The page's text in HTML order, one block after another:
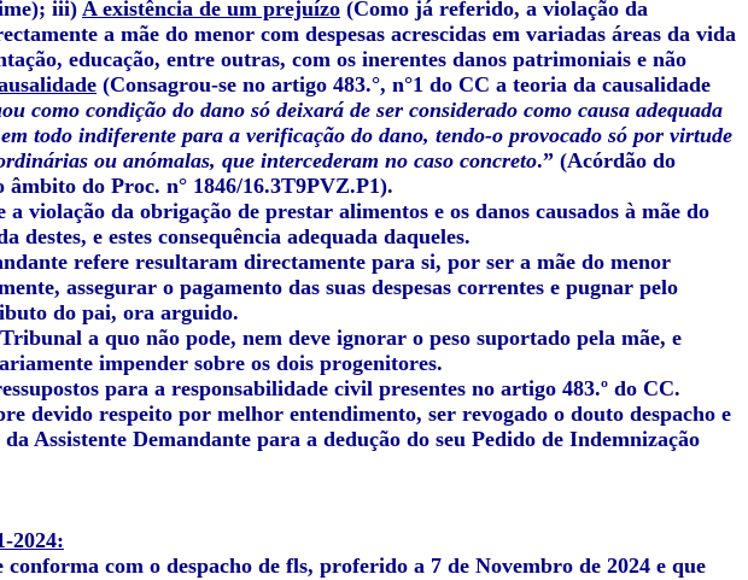
iii)A existência de um prejuízo (Como já referido, a violação da
a mãe do menor com despesas acrescidas em variadas áreas da vida
educação, entre outras, com os inerentes danos patrimoniais e não
(Consagrou-se no artigo 483.°, n°1 do CC a teoria da causalidade
como condição do dano só deixará de ser considerado como causa adequada
todo indiferente para a verificação do dano, tendo-o provocado só por virtude
ou anómalas, que intercederam no caso concreto.” (Acórdão do
do Proc. n° 1846/16.3T9PVZ.P1).
a violação da obrigação de prestar alimentos e os danos causados à mãe do
e estes consequência adequada daqueles.
refere resultaram directamente para si, por ser a mãe do menor
assegurar o pagamento das suas despesas correntes e pugnar pelo
do pai, ora arguido.
a quo não pode, nem deve ignorar o peso suportado pela mãe, e
impender sobre os dois progenitores.
para a responsabilidade civil presentes no artigo 483.º do CC.
devido respeito por melhor entendimento, ser revogado o douto despacho e
Assistente Demandante para a dedução do seu Pedido de Indemnização
2024:
com o despacho de fls, proferido a 7 de Novembro de 2024 e que